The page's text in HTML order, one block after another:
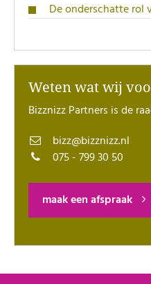
De onderschatte rol
Weten wat wij
Bizznizz Partners is de
bizz@bizznizz.nl
075 - 799 30 50
maak een afspraak